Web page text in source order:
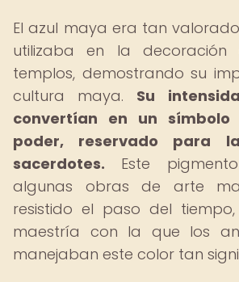
El azul maya era tan
utilizaba en la
templos, demostrando su
cultura maya. Su
convertían en un
poder, reservado para
sacerdotes. Este
algunas obras de arte
resistido el paso del
maestría con la que los
manejaban este color tan